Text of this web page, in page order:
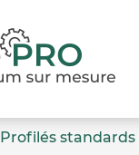
Profilés standards